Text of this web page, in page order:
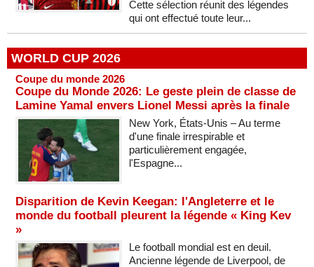
Cette sélection réunit des légendes
qui ont effectué toute leur...
WORLD CUP 2026
Coupe du monde 2026
Coupe du Monde 2026: Le geste plein de classe de
Lamine Yamal envers Lionel Messi après la finale
New York, États-Unis – Au terme
d'une finale irrespirable et
particulièrement engagée,
l'Espagne...
Disparition de Kevin Keegan: l'Angleterre et le
monde du football pleurent la légende « King Kev
»
Le football mondial est en deuil.
Ancienne légende de Liverpool, de